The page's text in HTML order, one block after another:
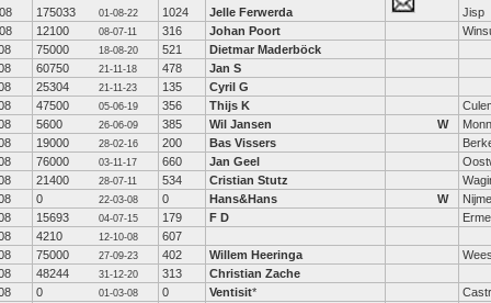
175033 01-08-22 1024 Jelle Ferwerda
Jisp
12100 08-07-11 316 Johan Poort
75000 18-08-20 521
Dietmar Maderböck
60750 21-11-18 478
Jan S
25304 21-11-23 135
Cyril G
47500 05-06-19 356 Thijs K
5600 26-06-09 385 Wil Jansen W
19000 28-02-16 200 Bas Vissers
76000 03-11-17 660 Jan Geel
21400 28-07-11 534 Cristian Stutz
0 22-03-08 0 Hans&Hans W
15693 04-07-15 179 F D
4210 12-10-08
607
75000 27-09-23 402 Willem Heeringa
48244 31-12-20 313
Christian Zache
0 01-03-08 0 Ventisit*